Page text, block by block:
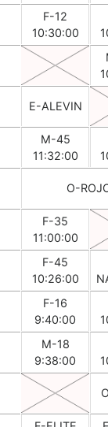
F-12
10:30:00
E-ALEVIN
M-45
11:32:00
O-
F-35
11:00:00
F-45
10:26:00
F-16
9:40:00
M-18
9:38:00